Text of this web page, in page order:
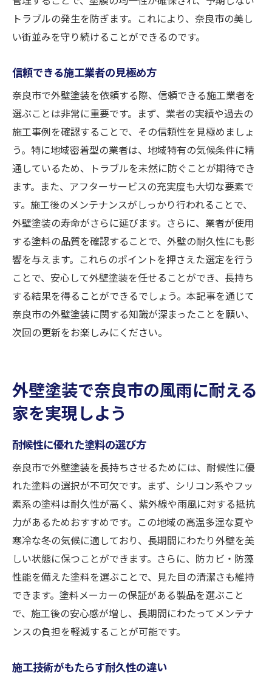
トラブルの発生を防ぎます。これにより、奈良市の美し
い街並みを守り続けることができるのです。
信頼できる施工業者の見極め方
奈良市で外壁塗装を依頼する際、信頼できる施工業者を
選ぶことは非常に重要です。まず、業者の実績や過去の
施工事例を確認することで、その信頼性を見極めましょ
う。特に地域密着型の業者は、地域特有の気候条件に精
通しているため、トラブルを未然に防ぐことが期待でき
ます。また、アフターサービスの充実度も大切な要素で
す。施工後のメンテナンスがしっかり行われることで、
外壁塗装の寿命がさらに延びます。さらに、業者が使用
する塗料の品質を確認することで、外壁の耐久性にも影
響を与えます。これらのポイントを押さえた選定を行う
ことで、安心して外壁塗装を任せることができ、長持ち
する結果を得ることができるでしょう。本記事を通じて
奈良市の外壁塗装に関する知識が深まったことを願い、
次回の更新をお楽しみにください。
外壁塗装で奈良市の風雨に耐える
家を実現しよう
耐候性に優れた塗料の選び方
奈良市で外壁塗装を長持ちさせるためには、耐候性に優
れた塗料の選択が不可欠です。まず、シリコン系やフッ
素系の塗料は耐久性が高く、紫外線や雨風に対する抵抗
力があるためおすすめです。この地域の高温多湿な夏や
寒冷な冬の気候に適しており、長期間にわたり外壁を美
しい状態に保つことができます。さらに、防カビ・防藻
性能を備えた塗料を選ぶことで、見た目の清潔さも維持
できます。塗料メーカーの保証がある製品を選ぶこと
で、施工後の安心感が増し、長期間にわたってメンテナ
ンスの負担を軽減することが可能です。
施工技術がもたらす耐久性の違い